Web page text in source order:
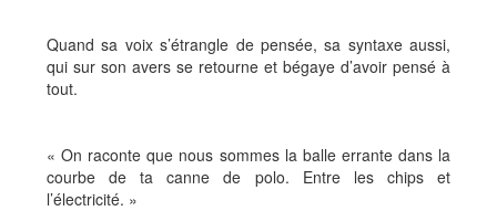
Quand sa voix s’étrangle de pensée, sa syntaxe aussi,
qui sur son avers se retourne et bégaye d’avoir pensé à
tout.
« On raconte que nous sommes la balle errante dans la
courbe de ta canne de polo. Entre les chips et
l’électricité. »